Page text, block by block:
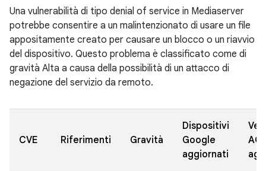
Una vulnerabilità di tipo denial of service in Mediaserver
potrebbe consentire a un malintenzionato di usare un file
appositamente creato per causare un blocco o un riavvio
del dispositivo. Questo problema è classificato come di
gravità Alta a causa della possibilità di un attacco di
negazione del servizio da remoto.
CVE Riferimenti Gravità
Dispositivi
Google
aggiornati